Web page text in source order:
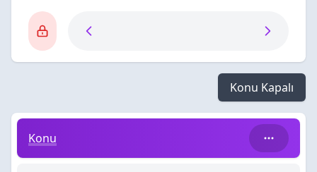
Konu Kapalı
bayandan evliya geçmiştarihlerde varmıdır. varsa
Konu